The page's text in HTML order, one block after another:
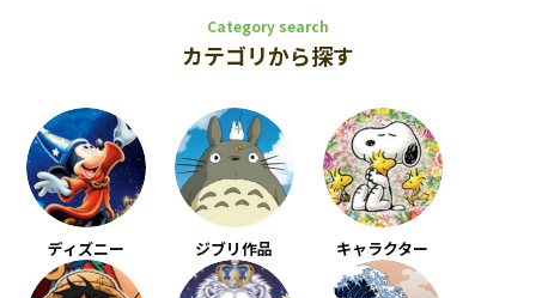
Category search
カテゴリから探す
ディズニー ジブリ作品 キャラクター